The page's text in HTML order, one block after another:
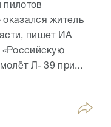
житель
пишет ИА
«Российскую
Л- 39 при...